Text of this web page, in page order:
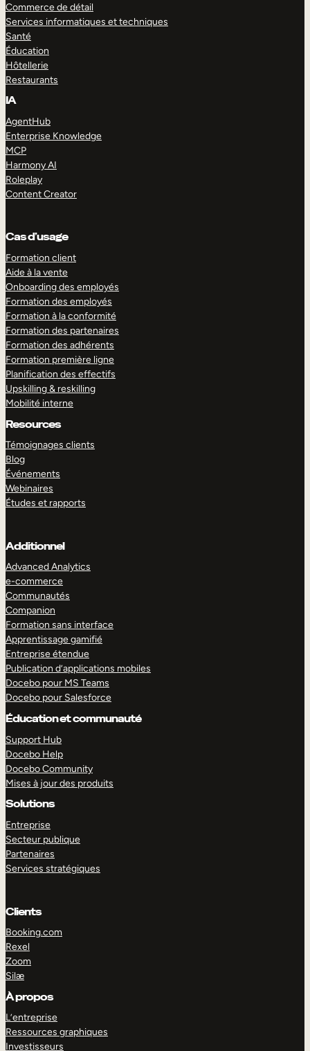
Commerce de détail
Services informatiques et techniques
Santé
Éducation
Hôtellerie
Restaurants
IA
AgentHub
Enterprise Knowledge
MCP
Harmony AI
Roleplay
Content Creator
Cas d’usage
Formation client
Aide à la vente
Onboarding des employés
Formation des employés
Formation à la conformité
Formation des partenaires
Formation des adhérents
Formation première ligne
Planification des effectifs
Upskilling & reskilling
Mobilité interne
Resources
Témoignages clients
Blog
Événements
Webinaires
Études et rapports
Additionnel
Advanced Analytics
e-commerce
Communautés
Companion
Formation sans interface
Apprentissage gamifié
Entreprise étendue
Publication d’applications mobiles
Docebo pour MS Teams
Docebo pour Salesforce
Éducation et communauté
Support Hub
Docebo Help
Docebo Community
Mises à jour des produits
Solutions
Entreprise
Secteur publique
Partenaires
Services stratégiques
Clients
Booking.com
Rexel
Zoom
Silæ
À propos
L’entreprise
Ressources graphiques
Investisseurs